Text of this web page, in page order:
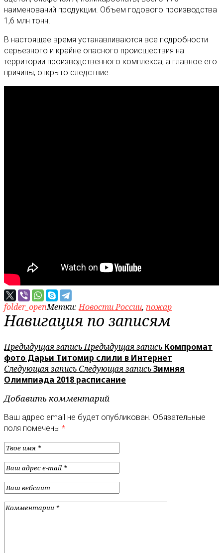
наименований продукции. Объем годового производства
1,6 млн тонн.
В настоящее время устанавливаются все подробности
серьезного и крайне опасного происшествия на
территории производственного комплекса, а главное его
причины, открыто следствие.
folder_openМетки:Новости России, пожар
Навигация по записям
Предыдущая записьПредыдущая запись Компромат
фото Дарьи Титомир слили в Интернет
Следующая запись Следующая записьЗимняя
Олимпиада 2018 расписание
Добавить комментарий
Ваш адрес email не будет опубликован. Обязательные
поля помечены *